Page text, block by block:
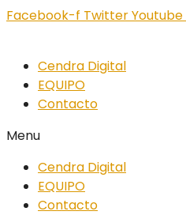
Facebook-f TwitterYoutube
Cendra Digital
EQUIPO
Contacto
Menu
Cendra Digital
EQUIPO
Contacto